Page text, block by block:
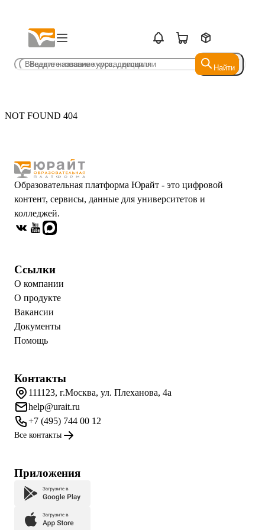
Найти
Найти
NOT FOUND 404
Образовательная платформа Юрайт - это цифровой
контент, сервисы, данные для университетов и
колледжей.
Ссылки
О компании
О продукте
Вакансии
Документы
Помощь
Контакты
111123, г.Москва, ул. Плеханова, 4а
help@urait.ru
+7 (495) 744 00 12
Все контакты
Приложения